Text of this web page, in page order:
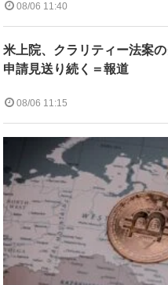
08/06 11:40
米上院、クラリティー法案
申請見送り続く＝報道
08/06 11:15